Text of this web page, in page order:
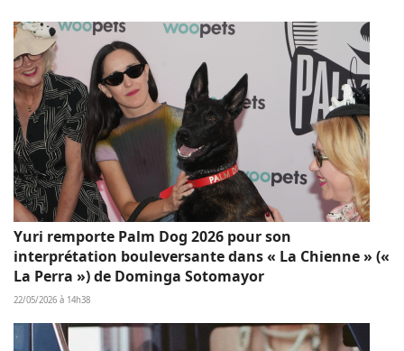
Yuri remporte Palm Dog 2026 pour son
interprétation bouleversante dans « La Chienne » («
La Perra ») de Dominga Sotomayor
22/05/2026 à 14h38